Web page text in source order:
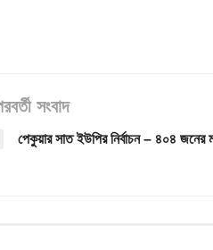
সংবাদ
পেকুয়ার সাত ইউপির নির্বাচন – ৪০৪ জনের